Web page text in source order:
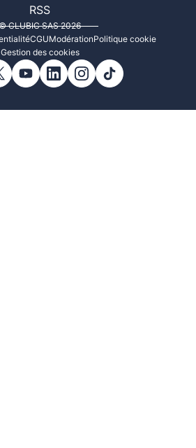
RSS
CLUBIC SAS 2026
CGUModérationPolitique cookie
Gestion des cookies